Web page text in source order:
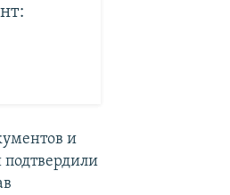
и
подтвердили